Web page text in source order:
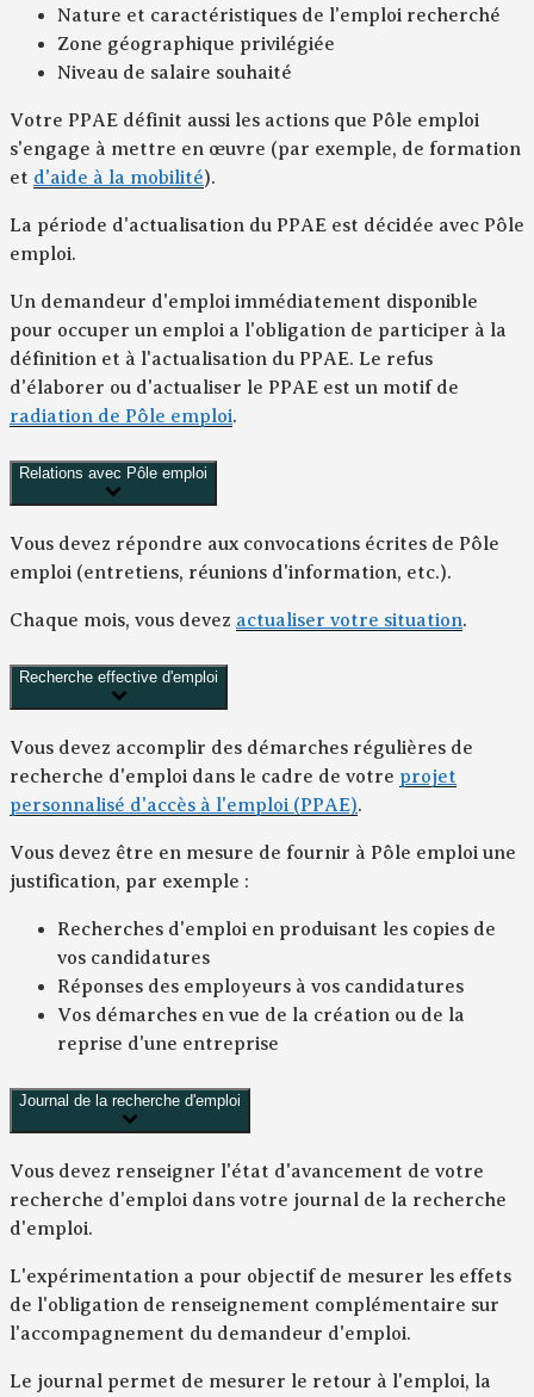
Nature et caractéristiques de l'emploi recherché
Zone géographique privilégiée
Niveau de salaire souhaité
Votre PPAE définit aussi les actions que Pôle emploi
s'engage à mettre en œuvre (par exemple, de formation
et d'aide à la mobilité).
La période d'actualisation du PPAE est décidée avec Pôle
emploi.
Un demandeur d'emploi immédiatement disponible
pour occuper un emploi a l'obligation de participer à la
définition et à l'actualisation du PPAE. Le refus
d'élaborer ou d'actualiser le PPAE est un motif de
radiation de Pôle emploi.
Relations avec Pôle emploi
Vous devez répondre aux convocations écrites de Pôle
emploi (entretiens, réunions d'information, etc.).
Chaque mois, vous devez actualiser votre situation.
Recherche effective d'emploi
Vous devez accomplir des démarches régulières de
recherche d'emploi dans le cadre de votre projet
personnalisé d'accès à l'emploi (PPAE).
Vous devez être en mesure de fournir à Pôle emploi une
justification, par exemple :
Recherches d'emploi en produisant les copies de
vos candidatures
Réponses des employeurs à vos candidatures
Vos démarches en vue de la création ou de la
reprise d'une entreprise
Journal de la recherche d'emploi
Vous devez renseigner l'état d'avancement de votre
recherche d'emploi dans votre journal de la recherche
d'emploi.
L'expérimentation a pour objectif de mesurer les effets
de l'obligation de renseignement complémentaire sur
l'accompagnement du demandeur d'emploi.
Le journal permet de mesurer le retour à l'emploi, la